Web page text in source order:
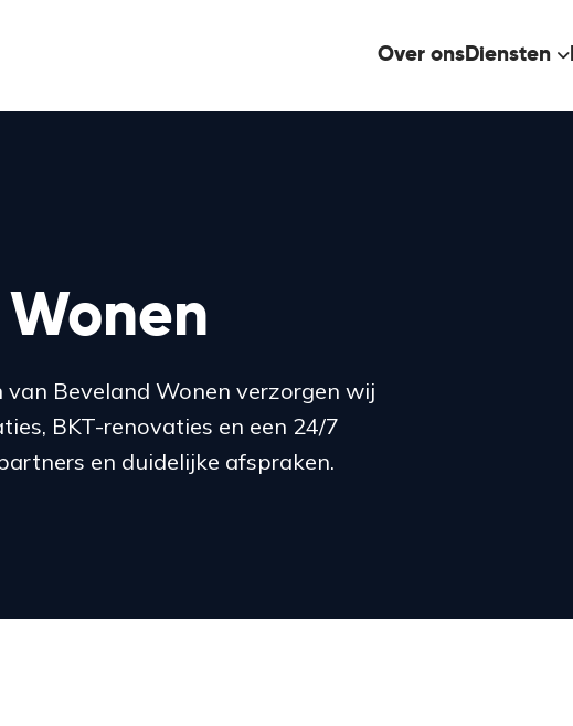
Over ons Diensten
Beveland Wonen verzorgen wij
BKT-renovaties en een 24/7
en duidelijke afspraken.